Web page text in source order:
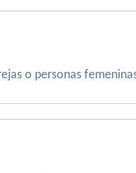
o personas